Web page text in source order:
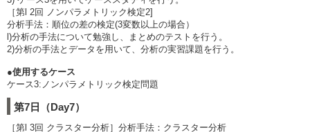
［第l 2回 ノンパラメトリック検定2]
分析手法：順位の差の検定(3変数以上の場合）
l)分析の手法について勉強し、まとめのテストを行う。
2)分析の手法とデータを用いて、分析の実習課題を行う。
●使用するケース
ケース3:ノンパラメトリック検定問題
第7日（Day7）
［第l 3回 クラスター分析］分析手法：クラスター分析